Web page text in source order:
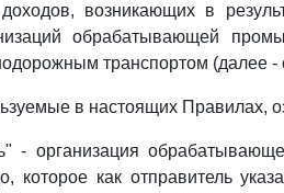
возникающих в
обрабатывающей
транспортом (далее -
в настоящих Правилах,
- организация
которое как отправитель